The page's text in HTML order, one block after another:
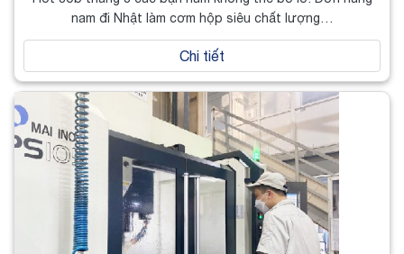
nam đi Nhật làm cơm hộp siêu chất lượng…
Chi tiết